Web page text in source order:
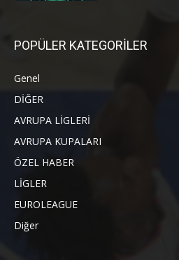
POPÜLER KATEGORİLER
Genel
DİĞER
AVRUPA LİGLERİ
AVRUPA KUPALARI
ÖZEL HABER
LİGLER
EUROLEAGUE
Diğer